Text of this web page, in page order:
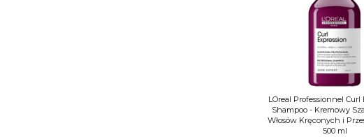
LOreal Professionnel Curl
Shampoo - Kremowy
Włosów Kręconych i
500 ml